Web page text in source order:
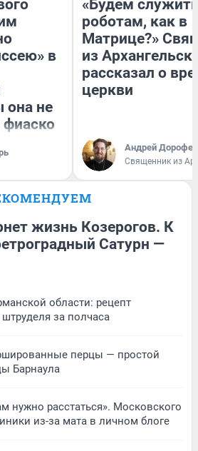
в
она не
фиаско
«Будем
роботам, как в
Матрице?»
из
рассказал о
церкви
Андрей
Священник из
жизнь Козерогов. К
Сатурн —
области: рецепт
штруделя за полчаса
перцы — простой
Барнаула
нужно расстаться». Московского
из-за мата в личном блоге